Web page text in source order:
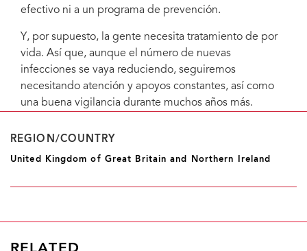
efectivo ni a un programa de prevención.
Y, por supuesto, la gente necesita tratamiento de por
vida. Así que, aunque el número de nuevas
infecciones se vaya reduciendo, seguiremos
necesitando atención y apoyos constantes, así como
una buena vigilancia durante muchos años más.
REGION/COUNTRY
United Kingdom of Great Britain and Northern Ireland